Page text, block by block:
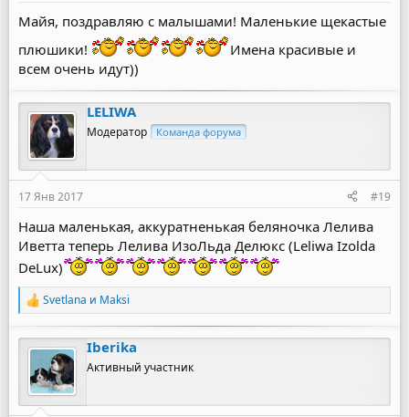
Майя, поздравляю с малышами! Маленькие щекастые
плюшики!
Имена красивые и
всем очень идут))
LELIWA
Модератор Команда форума
17 Янв 2017 #19
Наша маленькая, аккуратненькая беляночка Лелива
Иветта теперь Лелива ИзоЛьда Делюкс (Leliwa Izolda
DeLux)
Р
а
к
и
и
:
Svetlana и Maksi
Iberika
Активный участник